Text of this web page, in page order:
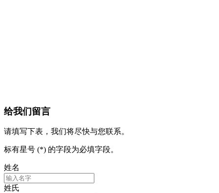
给我们留言
请填写下表，我们将尽快与您联系。
标有星号 (*) 的字段为必填字段。
姓名
姓氏